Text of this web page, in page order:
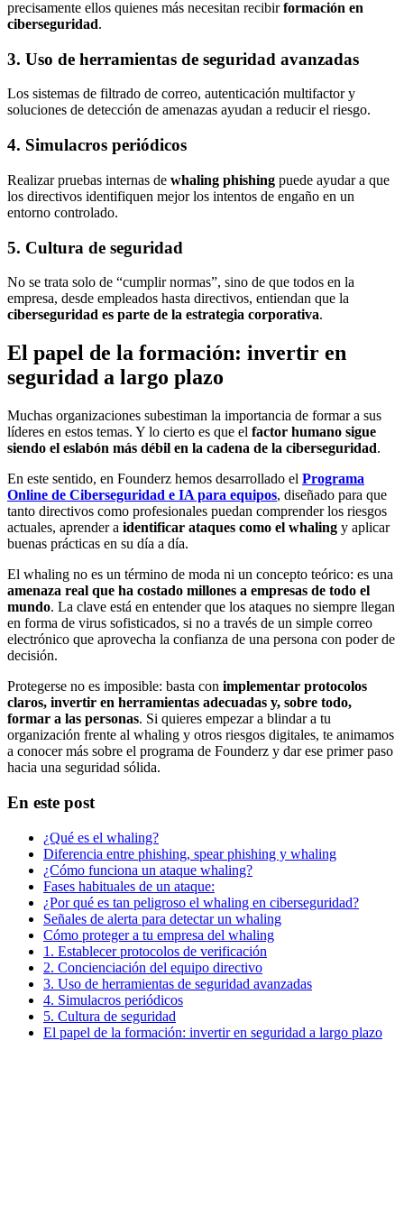
precisamente ellos quienes más necesitan recibirformación en
ciberseguridad.
3. Uso de herramientas de seguridad avanzadas
Los sistemas de filtrado de correo, autenticación multifactor y
soluciones de detección de amenazas ayudan a reducir el riesgo.
4. Simulacros periódicos
Realizar pruebas internas de whaling phishing puede ayudar a que
los directivos identifiquen mejor los intentos de engaño en un
entorno controlado.
5. Cultura de seguridad
No se trata solo de “cumplir normas”, sino de que todos en la
empresa, desde empleados hasta directivos, entiendan que la
ciberseguridad es parte de la estrategia corporativa.
El papel de la formación: invertir en
seguridad a largo plazo
Muchas organizaciones subestiman la importancia de formar a sus
líderes en estos temas. Y lo cierto es que el factor humano sigue
siendo el eslabón más débil en la cadena de la ciberseguridad.
En este sentido, en Founderz hemos desarrollado el Programa
Online de Ciberseguridad e IA para equipos, diseñado para que
tanto directivos como profesionales puedan comprender los riesgos
actuales, aprender a identificar ataques como el whaling y aplicar
buenas prácticas en su día a día.
El whaling no es un término de moda ni un concepto teórico: es una
amenaza real que ha costado millones a empresas de todo el
mundo. La clave está en entender que los ataques no siempre llegan
en forma de virus sofisticados, si no a través de un simple correo
electrónico que aprovecha la confianza de una persona con poder de
decisión.
Protegerse no es imposible: basta con implementar protocolos
claros, invertir en herramientas adecuadas y, sobre todo,
formar a las personas. Si quieres empezar a blindar a tu
organización frente al whaling y otros riesgos digitales, te animamos
a conocer más sobre el programa de Founderz y dar ese primer paso
hacia una seguridad sólida.
En este post
¿Qué es el whaling?
Diferencia entre phishing, spear phishing y whaling
¿Cómo funciona un ataque whaling?
Fases habituales de un ataque:
¿Por qué es tan peligroso el whaling en ciberseguridad?
Señales de alerta para detectar un whaling
Cómo proteger a tu empresa del whaling
1. Establecer protocolos de verificación
2. Concienciación del equipo directivo
3. Uso de herramientas de seguridad avanzadas
4. Simulacros periódicos
5. Cultura de seguridad
El papel de la formación: invertir en seguridad a largo plazo